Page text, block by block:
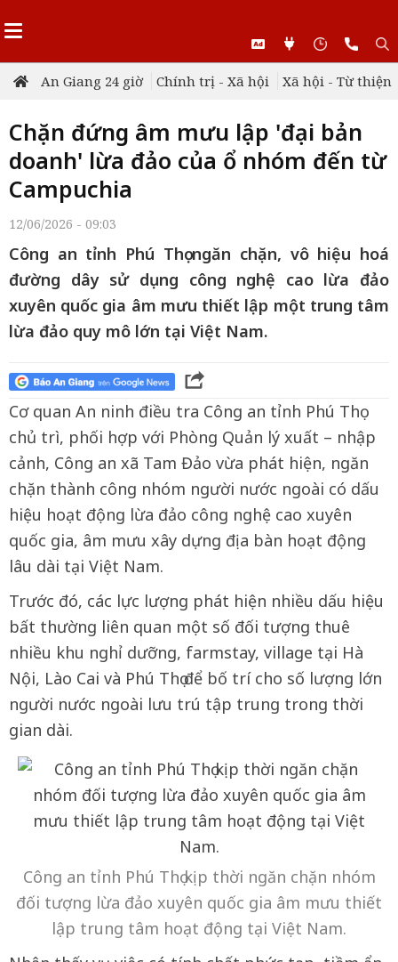
An Giang 24 giờ Chính trị - Xã hội Xã hội - Từ thiện
Chặn đứng âm mưu lập 'đại bản
doanh' lừa đảo của ổ nhóm đến từ
Campuchia
12/06/2026 - 09:03
Công an tỉnh Phú Thọ ngăn chặn, vô hiệu hoá
đường dây sử dụng công nghệ cao lừa đảo
xuyên quốc gia âm mưu thiết lập một trung tâm
lừa đảo quy mô lớn tại Việt Nam.
Cơ quan An ninh điều tra Công an tỉnh Phú Thọ
chủ trì, phối hợp với Phòng Quản lý xuất – nhập
cảnh, Công an xã Tam Đảo vừa phát hiện, ngăn
chặn thành công nhóm người nước ngoài có dấu
hiệu hoạt động lừa đảo công nghệ cao xuyên
quốc gia, âm mưu xây dựng địa bàn hoạt động
lâu dài tại Việt Nam.
Trước đó, các lực lượng phát hiện nhiều dấu hiệu
bất thường liên quan một số đối tượng thuê
nhiều khu nghỉ dưỡng, farmstay, village tại Hà
Nội, Lào Cai và Phú Thọ để bố trí cho số lượng lớn
người nước ngoài lưu trú tập trung trong thời
gian dài.
Công an tỉnh Phú Thọ kịp thời ngăn chặn nhóm
đối tượng lừa đảo xuyên quốc gia âm mưu thiết
lập trung tâm hoạt động tại Việt Nam.